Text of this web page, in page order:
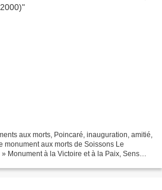
aux morts, Poincaré, inauguration, amitié,
monument aux morts de Soissons Le
Monument à la Victoire et à la Paix, Sens